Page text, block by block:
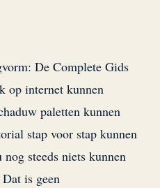
De Complete Gids
op internet kunnen
paletten kunnen
stap voor stap kunnen
steeds niets kunnen
is geen